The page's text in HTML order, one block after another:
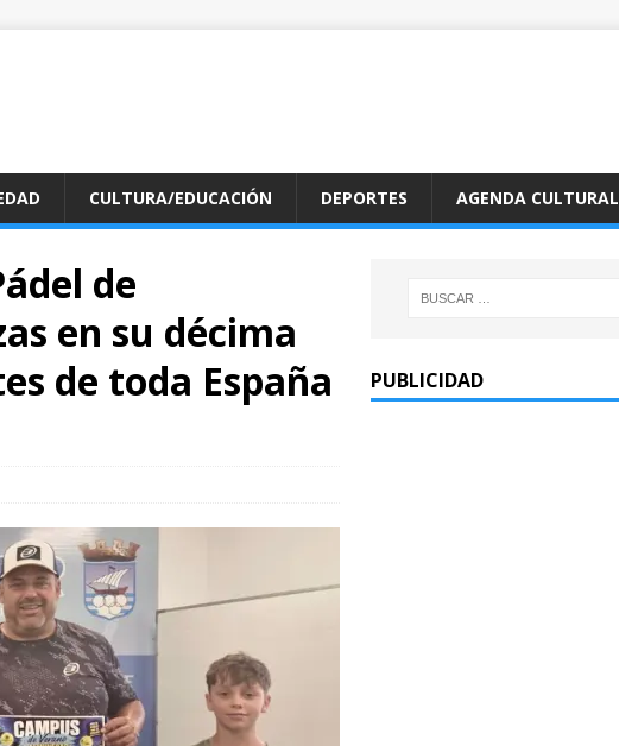
CULTURA/EDUCACIÓN DEPORTES AGENDA CULTURAL
de
en su décima
de toda España
PUBLICIDAD